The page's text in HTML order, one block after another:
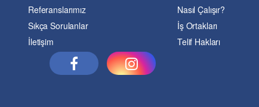
Referanslarımız
Sıkça Sorulanlar
İletişim
Nasıl Çalışır?
İş Ortakları
Telif Hakları